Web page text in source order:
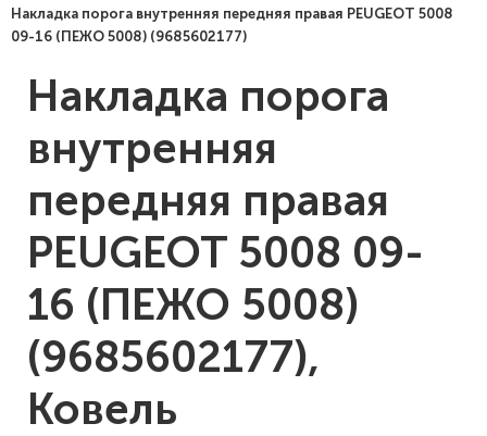
Накладка порога внутренняя передняя правая PEUGEOT 5008
09-16 (ПЕЖО 5008) (9685602177)
Накладка порога
внутренняя
передняя правая
PEUGEOT 5008 09-
16 (ПЕЖО 5008)
(9685602177),
Ковель